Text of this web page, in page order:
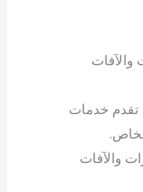
تقدم خدمات
والآفات